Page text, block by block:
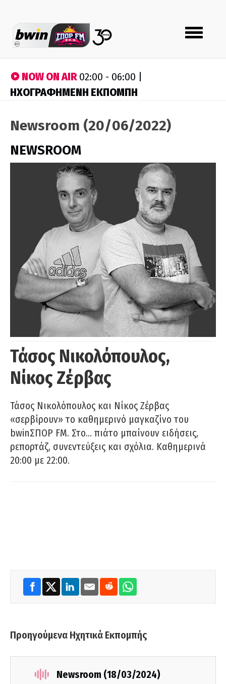
Toggle
navigation
NOW ON AIR02:00 - 06:00 |
ΗΧΟΓΡΑΦΗΜΕΝΗ ΕΚΠΟΜΠΗ
Newsroom (20/06/2022)
NEWSROOM
Τάσος Νικολόπουλος,
Νίκος Ζέρβας
Τάσος Νικολόπουλος και Νίκος Ζέρβας
«σερβίρουν» το καθημερινό μαγκαζίνο του
bwinΣΠΟΡ FM. Στο… πιάτο μπαίνουν ειδήσεις,
ρεπορτάζ, συνεντεύξεις και σχόλια. Καθημερινά
20:00 με 22:00.
Προηγούμενα Ηχητικά Εκπομπής
Newsroom (18/03/2024)